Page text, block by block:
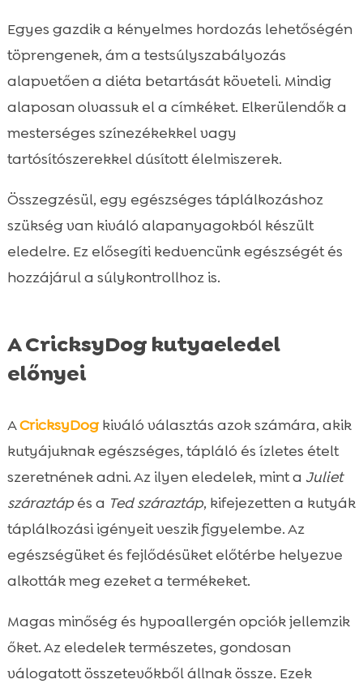
Egyes gazdik a kényelmes hordozás lehetőségén
töprengenek, ám a testsúlyszabályozás
alapvetően a diéta betartását követeli. Mindig
alaposan olvassuk el a címkéket. Elkerülendők a
mesterséges színezékekkel vagy
tartósítószerekkel dúsított élelmiszerek.
Összegzésül, egy egészséges táplálkozáshoz
szükség van kiváló alapanyagokból készült
eledelre. Ez elősegíti kedvencünk egészségét és
hozzájárul a súlykontrollhoz is.
A CricksyDog kutyaeledel
előnyei
ACricksyDogkiváló választás azok számára, akik
kutyájuknak egészséges, tápláló és ízletes ételt
szeretnének adni. Az ilyen eledelek, mint a Juliet
száraztápés a Ted száraztáp, kifejezetten a kutyák
táplálkozási igényeit veszik figyelembe. Az
egészségüket és fejlődésüket előtérbe helyezve
alkották meg ezeket a termékeket.
Magas minőség és hypoallergén opciók jellemzik
őket. Az eledelek természetes, gondosan
válogatott összetevőkből állnak össze. Ezek